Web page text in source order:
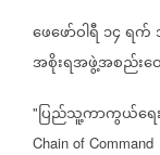
ဖေဖော်ဝါရီ ၁၄ရက်
အစိုးရအဖွဲ့အစည်းဝေ
"ပြည်သူ့ကာကွယ်ရ
Chain of Command